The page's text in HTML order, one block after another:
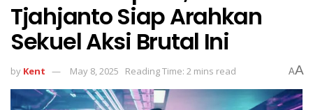
Tjahjanto Siap Arahkan
Sekuel Aksi Brutal Ini
by Kent May 8, 2025 Reading Time: 2 mins read AA